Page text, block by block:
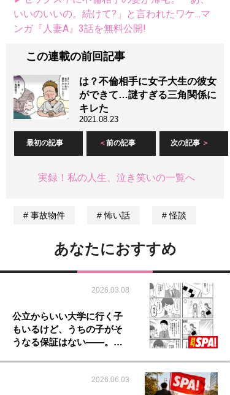
いいのいいの。続けて?」と言われたワケ...マ
ンガ『人妻A』3話を無料公開!
この連載の前回記事
は？不倫相手に女子大生の彼女
ができて…謎すぎる三角関係に
キレた
2021.08.23
最初の記事 前の記事 次の記事
実録！私の人生、泣き笑いの一覧へ
事故物件 怖い話 怪談
あなたにおすすめ
2026.03.08
公立からいい大学に行く子
もいるけど、うちの子がそ
うなる保証はない――。…
2026.06.03